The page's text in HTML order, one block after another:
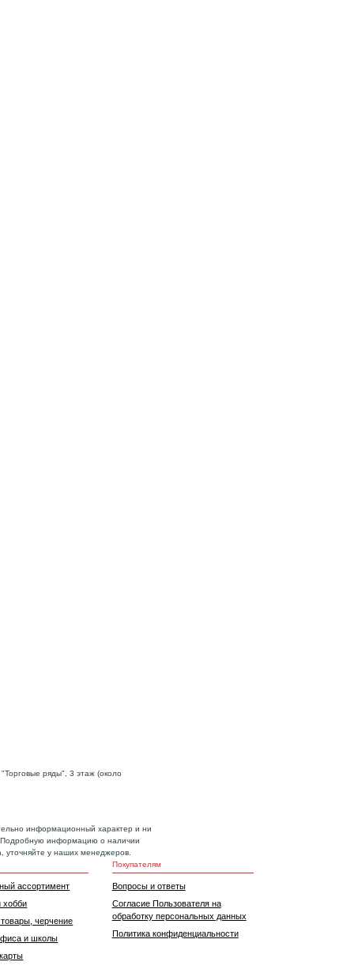
ряды", 3 этаж (около
информационный характер и ни
Подробную информацию о наличии
уточняйте у наших менеджеров.
ассортимент
хобби
черчение
и школы
Покупателям
Вопросы и ответы
Согласие Пользователя на
обработку персональных данных
Политика конфиденциальности